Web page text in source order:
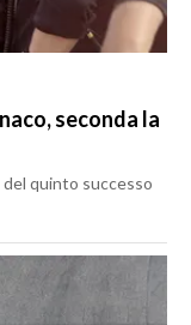
seconda la
quinto successo